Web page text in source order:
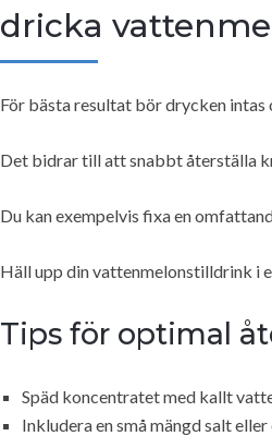
dricka
För bästa resultat bör drycken
Det bidrar till att snabbt återställa
Du kan exempelvis fixa en
Häll upp din vattenmelonstilldrink i
Tips för optimal
Späd koncentratet med kallt
Inkludera en små mängd salt